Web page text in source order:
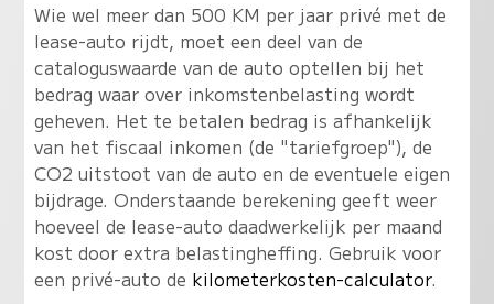
Wie wel meer dan 500 KM per jaar privé met de
lease-auto rijdt, moet een deel van de
cataloguswaarde van de auto optellen bij het
bedrag waar over inkomstenbelasting wordt
geheven. Het te betalen bedrag is afhankelijk
van het fiscaal inkomen (de "tariefgroep"), de
CO2 uitstoot van de auto en de eventuele eigen
bijdrage. Onderstaande berekening geeft weer
hoeveel de lease-auto daadwerkelijk per maand
kost door extra belastingheffing. Gebruik voor
een privé-auto de kilometerkosten-calculator.